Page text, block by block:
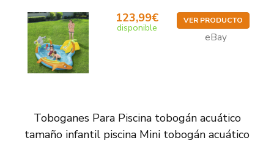
123,99€
disponible
VER PRODUCTO
eBay
Toboganes Para Piscina tobogán acuático
tamaño infantil piscina Mini tobogán acuático